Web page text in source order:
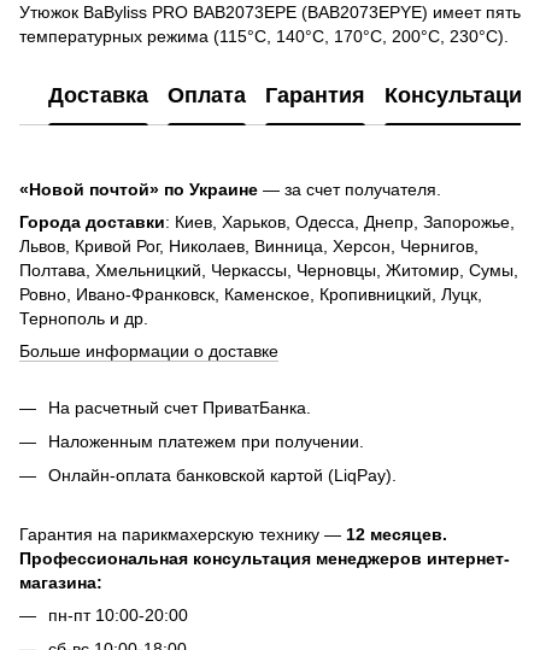
Утюжок BaByliss PRO BAB2073EPE (BAB2073EPYE) имеет пять
температурных режима (115°C, 140°C, 170°C, 200°C, 230°C).
Доставка Оплата Гарантия Консультация
«Новой почтой» по Украине — за счет получателя.
Города доставки: Киев, Харьков, Одесса, Днепр, Запорожье,
Львов, Кривой Рог, Николаев, Винница, Херсон, Чернигов,
Полтава, Хмельницкий, Черкассы, Черновцы, Житомир, Сумы,
Ровно, Ивано-Франковск, Каменское, Кропивницкий, Луцк,
Тернополь и др.
Больше информации о доставке
На расчетный счет ПриватБанка.
Наложенным платежем при получении.
Онлайн-оплата банковской картой (LiqPay).
Гарантия на парикмахерскую технику — 12 месяцев.
Профессиональная консультация менеджеров интернет-
магазина:
пн-пт 10:00-20:00